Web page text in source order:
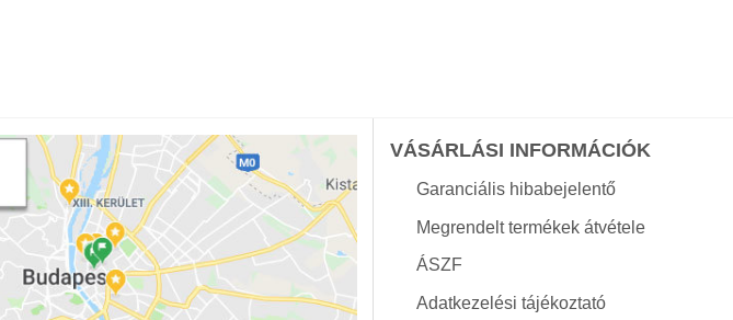
VÁSÁRLÁSI INFORMÁCIÓK
Garanciális hibabejelentő
Megrendelt termékek átvétele
ÁSZF
Adatkezelési tájékoztató